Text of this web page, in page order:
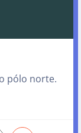
pólo norte.